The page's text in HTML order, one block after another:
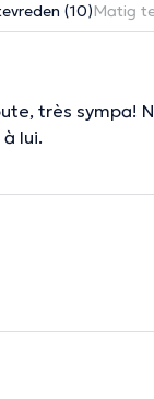
(10)Matig
très sympa!
lui.